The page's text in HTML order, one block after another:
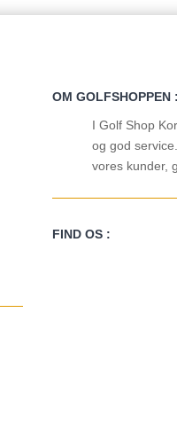
OM GOLFSHOPPEN :
I Golf Shop
og god
vores kunder,
FIND OS :